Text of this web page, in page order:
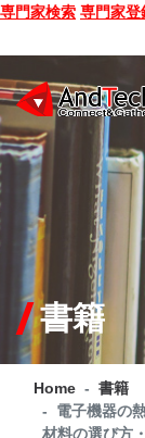
専門家検索 専門家登
SEMINAR
BOOK
CONSULTING
SERVICE
COMPANY
Q&A
書籍
Home
書籍
電子機器の
材料の選び方